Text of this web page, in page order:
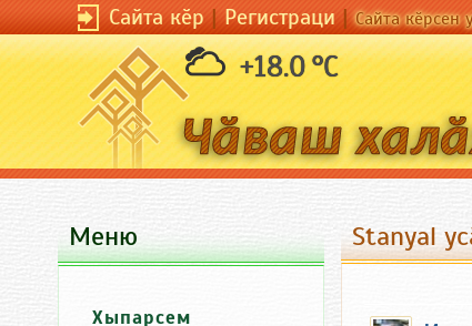
Сайта кӗр|Регистраци|Сайта кӗрсен
+18.0 °C
Stanyal
Меню
Хыпарсем